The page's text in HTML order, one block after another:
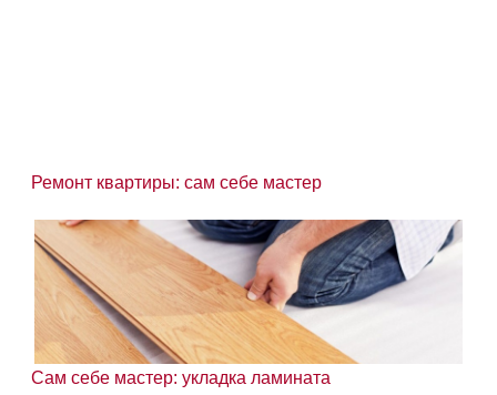
Ремонт квартиры: сам себе мастер
Сам себе мастер: укладка ламината